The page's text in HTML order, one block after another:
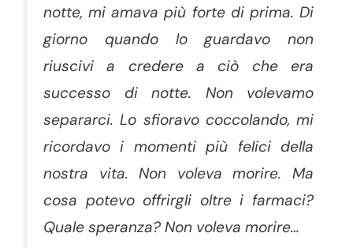
notte, mi amava più forte di prima. Di
giorno quando lo guardavo non
riuscivi a credere a ciò che era
successo di notte. Non volevamo
separarci. Lo sfioravo coccolando, mi
ricordavo i momenti più felici della
nostra vita. Non voleva morire. Ma
cosa potevo offrirgli oltre i farmaci?
Quale speranza? Non voleva morire…